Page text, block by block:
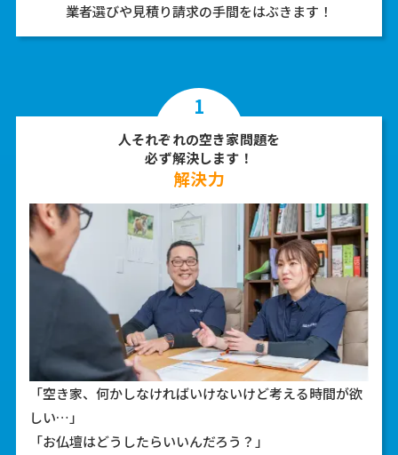
業者選びや見積り請求の手間をはぶきます！
1
人それぞれの空き家問題を
必ず解決します！
解決力
「空き家、何かしなければいけないけど考える時間が欲
しい…」
「お仏壇はどうしたらいいんだろう？」